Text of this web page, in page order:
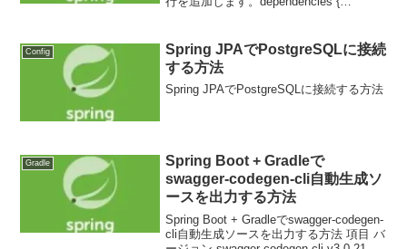
Config
Spring JPAでPostgreSQLに接続
する方法
Spring JPAでPostgreSQLに接続する方法
Gradle
Spring Boot + Gradleで
swagger-codegen-cli自動生成ソ
ースを出力する方法
Spring Boot + Gradleでswagger-codegen-
cli自動生成ソースを出力する方法 項目 バ